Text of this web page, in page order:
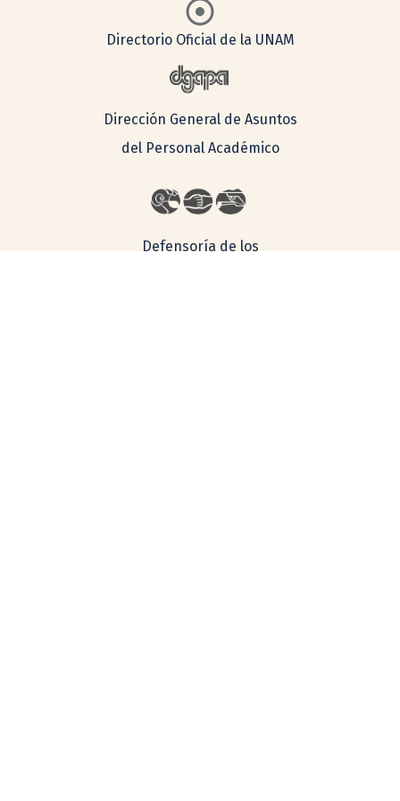
Directorio Oficial de la UNAM
Dirección General de Asuntos
del Personal Académico
Defensoría de los